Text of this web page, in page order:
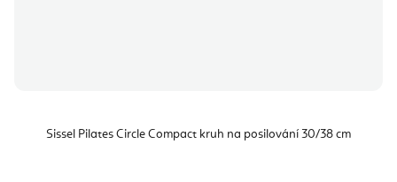
Sissel Pilates Circle Compact kruh na posilování 30/38 cm